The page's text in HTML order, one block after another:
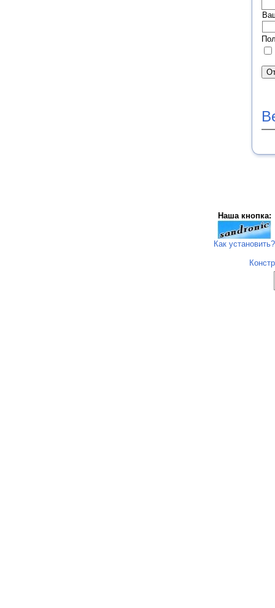
Наша кнопка:
Как установить?